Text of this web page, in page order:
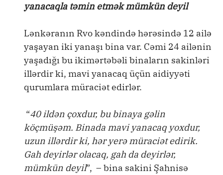
yanacaqla təmin etmək mümkün deyil
Lənkəranın Rvo kəndində hərəsində 12 ailə
yaşayan iki yanaşı bina var. Cəmi 24 ailənin
yaşadığı bu ikimərtəbəli binaların sakinləri
illərdir ki, mavi yanacaq üçün aidiyyəti
qurumlara müraciət edirlər.
“40 ildən çoxdur, bu binaya gəlin
köçmüşəm. Binada mavi yanacaq yoxdur,
uzun illərdir ki, hər yerə müraciət edirik.
Gah deyirlər olacaq, gah da deyirlər,
mümkün deyil”, – bina sakini Şahnisə